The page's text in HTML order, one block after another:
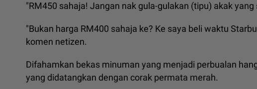
"RM450 sahaja! Jangan nak gula-gulakan (tipu) akak
"Bukan harga RM400 sahaja ke? Ke saya beli waktu
komen netizen.
Difahamkan bekas minuman yang menjadi perbualan
yang didatangkan dengan corak permata merah.